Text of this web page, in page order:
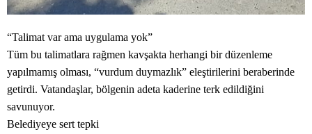
“Talimat var ama uygulama yok”
Tüm bu talimatlara rağmen kavşakta herhangi bir düzenleme
yapılmamış olması, “vurdum duymazlık” eleştirilerini beraberinde
getirdi. Vatandaşlar, bölgenin adeta kaderine terk edildiğini
savunuyor.
Belediyeye sert tepki